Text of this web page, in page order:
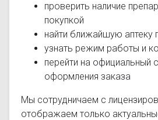
проверить наличие
покупкой
найти ближайшую аптеку
узнать режим работы и
перейти на официальный
оформления заказа
Мы сотрудничаем с
отображаем только